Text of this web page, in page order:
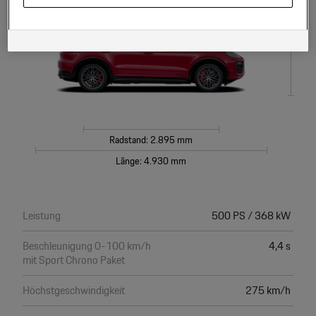
Radstand: 2.895 mm
Länge: 4.930 mm
Höhe: 1.674 mm
Leistung
500 PS / 368 kW
Beschleunigung 0-100 km/h
mit Sport Chrono Paket
4,4 s
Höchstgeschwindigkeit
275 km/h
Hinweis zu Cookies für Marketingzwecke:Sofern Sie über einen von uns
Daten, sofern Sie dem explizit zugestimmt („Cookies mit
eines Porsche Betriebs, Porsche Inter Auto GmbH & Co KG, eingesehen